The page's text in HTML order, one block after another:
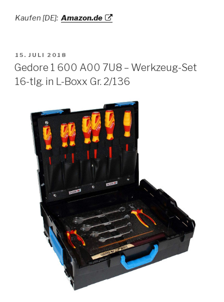
Kaufen [DE]: Amazon.de
VERÖFFENTLICHT
AM
15. JULI 2018
Gedore 1 600 A00 7U8 – Werkzeug-Set
16-tlg. in L-Boxx Gr. 2/136